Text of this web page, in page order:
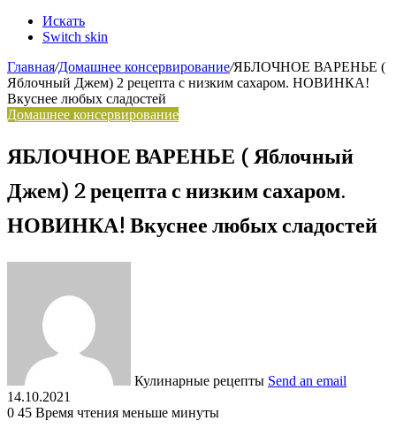
Искать
Switch skin
Главная/Домашнее консервирование/ЯБЛОЧНОЕ ВАРЕНЬЕ (
Яблочный Джем) 2 рецепта с низким сахаром. НОВИНКА!
Вкуснее любых сладостей
Домашнее консервирование
ЯБЛОЧНОЕ ВАРЕНЬЕ ( Яблочный
Джем) 2 рецепта с низким сахаром.
НОВИНКА! Вкуснее любых сладостей
Кулинарные рецепты Send an email
14.10.2021
0 45 Время чтения меньше минуты